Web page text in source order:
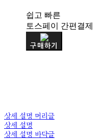
쉽고 빠른
토스페이 간편결제
구매하기
상세 설명 머리글
상세 설명
상세 설명 바닥글